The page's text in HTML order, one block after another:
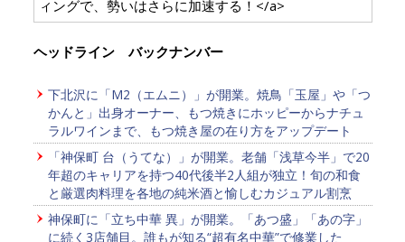
ィングで、勢いはさらに加速する！</a>
ヘッドライン バックナンバー
下北沢に「M2（エムニ）」が開業。焼鳥「玉屋」や「つ
かんと」出身オーナー、もつ焼きにホッピーからナチュ
ラルワインまで、もつ焼き屋の在り方をアップデート
「神保町 台（うてな）」が開業。老舗「浅草今半」で20
年超のキャリアを持つ40代後半2人組が独立！旬の和食
と厳選肉料理を各地の純米酒と愉しむカジュアル割烹
神保町に「立ち中華 異」が開業。「あつ盛」「あの字」
に続く3店舗目。誰もが知る“超有名中華”で修業した